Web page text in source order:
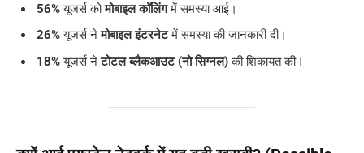
56%यूजर्स कोमोबाइल कॉलिंगमें समस्या आई।
26%यूजर्स नेमोबाइल इंटरनेटमें समस्या की जानकारी दी।
18%यूजर्स नेटोटल ब्लैकआउट (नो सिग्नल)की शिकायत की।